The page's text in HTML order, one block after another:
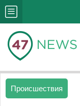
Происшествия